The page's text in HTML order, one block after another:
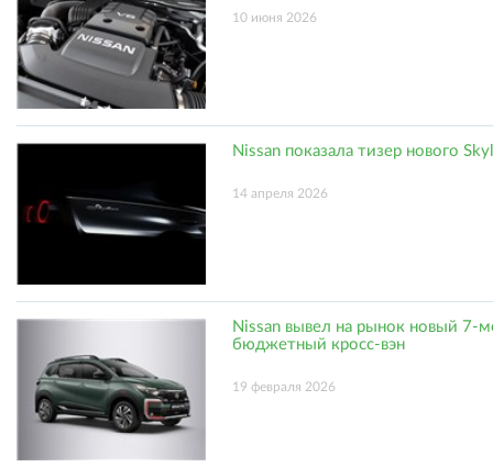
10 июня 2026
Nissan показала тизер нового
14 апреля 2026
Nissan вывел на рынок новый 7-
бюджетный кросс-вэн
19 февраля 2026